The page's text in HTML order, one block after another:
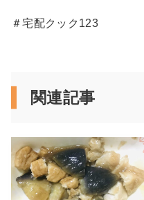
＃宅配クック123
関連記事